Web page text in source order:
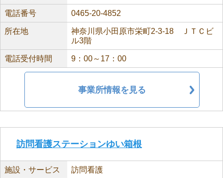
電話番号 0465-20-4852
所在地
神奈川県小田原市栄町2-3-18 ＪＴＣビ
ル3階
電話受付時間 9：00～17：00
事業所情報を見る
訪問看護ステーションゆい箱根
施設・サービス 訪問看護